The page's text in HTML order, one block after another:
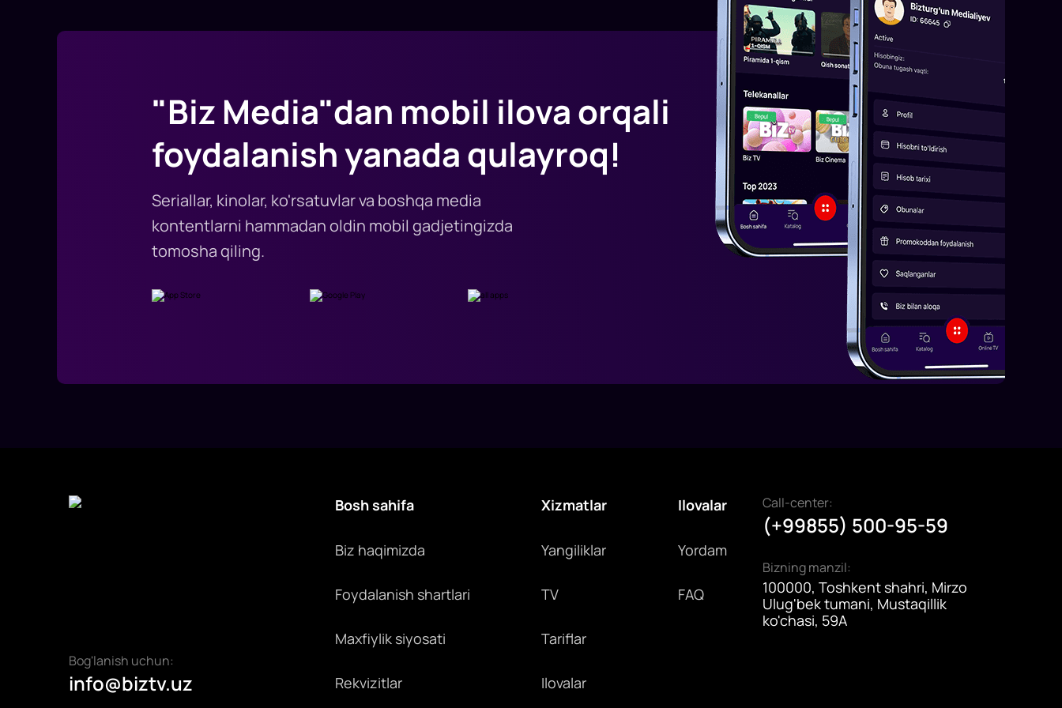
"Biz Media"dan mobil ilova orqali
foydalanish yanada qulayroq!
Seriallar, kinolar, ko'rsatuvlar va boshqa media
kontentlarni hammadan oldin mobil gadjetingizda
tomosha qiling.
Bog'lanish uchun:
info@biztv.uz
Bosh sahifa
Biz haqimizda
Foydalanish shartlari
Maxfiylik siyosati
Rekvizitlar
Xizmatlar
Yangiliklar
TV
Tariflar
Ilovalar
Ilovalar
Yordam
FAQ
Call-center:
(+99855) 500-95-59
Bizning manzil:
100000, Toshkent shahri, Mirzo
Ulug'bek tumani, Mustaqillik
ko'chasi, 59A